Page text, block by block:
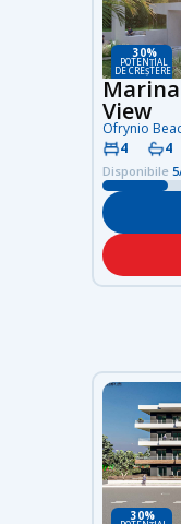
30%
DE CREȘTERE
POTENȚIAL
Marina
View
Ofrynio
4
4
Disponibile
30%